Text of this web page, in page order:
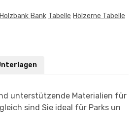
Holzbank Bank Tabelle Hölzerne Tabelle
unterstützende Materialien für
sind Sie ideal für Parks un